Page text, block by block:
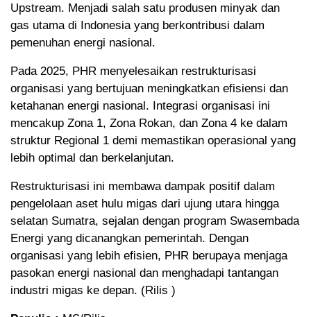
Upstream. Menjadi salah satu produsen minyak dan
gas utama di Indonesia yang berkontribusi dalam
pemenuhan energi nasional.
Pada 2025, PHR menyelesaikan restrukturisasi
organisasi yang bertujuan meningkatkan efisiensi dan
ketahanan energi nasional. Integrasi organisasi ini
mencakup Zona 1, Zona Rokan, dan Zona 4 ke dalam
struktur Regional 1 demi memastikan operasional yang
lebih optimal dan berkelanjutan.
Restrukturisasi ini membawa dampak positif dalam
pengelolaan aset hulu migas dari ujung utara hingga
selatan Sumatra, sejalan dengan program Swasembada
Energi yang dicanangkan pemerintah. Dengan
organisasi yang lebih efisien, PHR berupaya menjaga
pasokan energi nasional dan menghadapi tantangan
industri migas ke depan. (Rilis )